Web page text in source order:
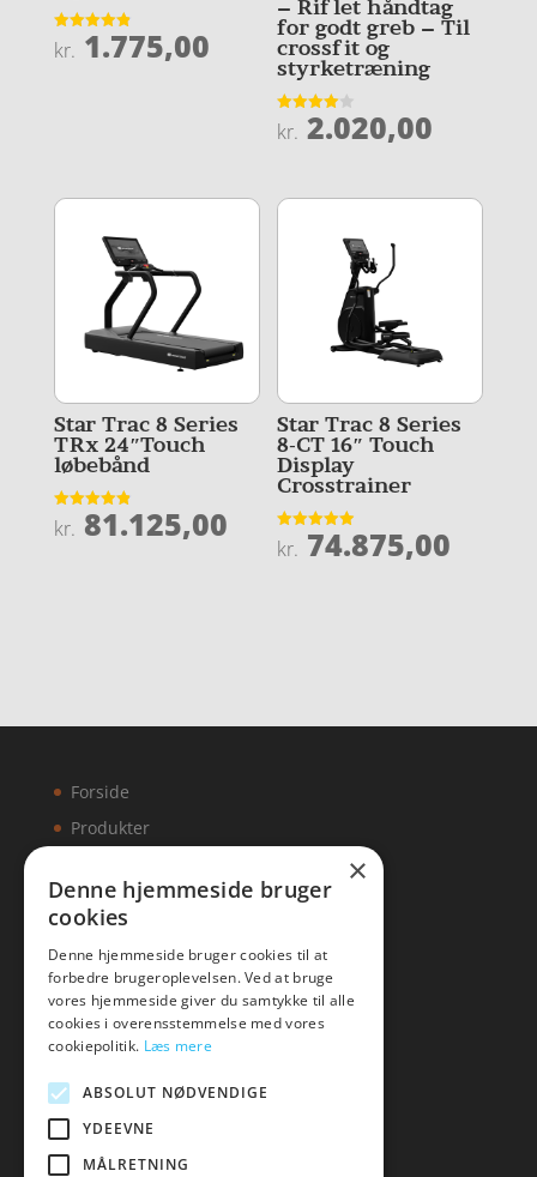
Vurderet
4.9
kr. 1.775,00
– Riflet håndtag
for godt greb – Til
crossfit og
styrketræning
Vurderet
4
kr. 2.020,00
Star Trac 8 Series
TRx 24″Touch
løbebånd
Vurderet
4.9
kr. 81.125,00
Star Trac 8 Series
8-CT 16″ Touch
Display
Crosstrainer
Vurderet
4.9
kr. 74.875,00
Forside
Produkter
Artikler
Malawigruppen
Mail:hej@malawigruppen.dk
×
Denne hjemmeside bruger
cookies
Denne hjemmeside bruger cookies til at
forbedre brugeroplevelsen. Ved at bruge
vores hjemmeside giver du samtykke til alle
cookies i overensstemmelse med vores
cookiepolitik. Læs mere
ABSOLUT NØDVENDIGE
YDEEVNE
MÅLRETNING